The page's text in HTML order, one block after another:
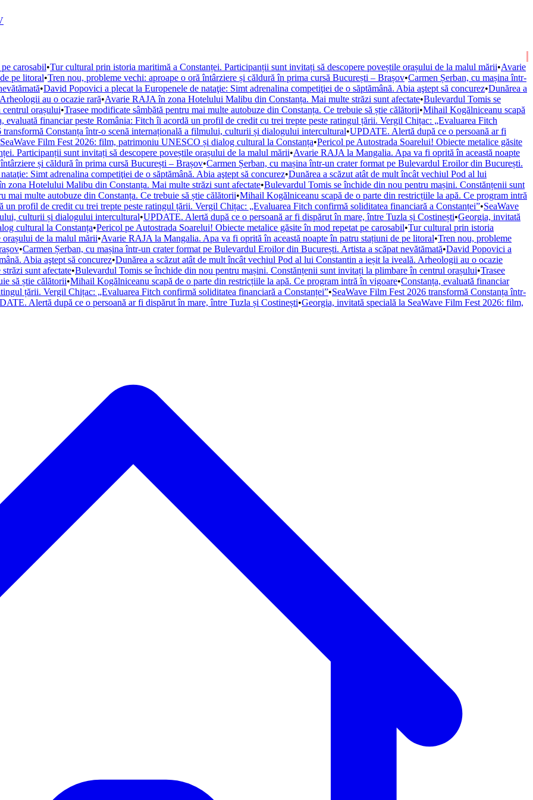
carosabil•Tur cultural prin istoria maritimă a Constanței. Participanții sunt invitați să descopere poveștile orașului de la malul mării•Avarie
pe litoral•Tren nou, probleme vechi: aproape o oră întârziere și căldură în prima cursă București – Brașov•Carmen Șerban, cu mașina într-
•David Popovici a plecat la Europenele de nataţie: Simt adrenalina competiţiei de o săptămână. Abia aştept să concurez•Dunărea a
au o ocazie rară•Avarie RAJA în zona Hotelului Malibu din Constanța. Mai multe străzi sunt afectate•Bulevardul Tomis se
orașului•Trasee modificate sâmbătă pentru mai multe autobuze din Constanța. Ce trebuie să știe călătorii•Mihail Kogălniceanu scapă
evaluată financiar peste România: Fitch îi acordă un profil de credit cu trei trepte peste ratingul țării. Vergil Chițac: „Evaluarea Fitch
transformă Constanța într-o scenă internațională a filmului, culturii și dialogului intercultural•UPDATE. Alertă după ce o persoană ar fi
Film Fest 2026: film, patrimoniu UNESCO și dialog cultural la Constanța•Pericol pe Autostrada Soarelui! Obiecte metalice găsite
Participanții sunt invitați să descopere poveștile orașului de la malul mării•Avarie RAJA la Mangalia. Apa va fi oprită în această noapte
și căldură în prima cursă București – Brașov•Carmen Șerban, cu mașina într-un crater format pe Bulevardul Eroilor din București.
Simt adrenalina competiţiei de o săptămână. Abia aştept să concurez•Dunărea a scăzut atât de mult încât vechiul Pod al lui
zona Hotelului Malibu din Constanța. Mai multe străzi sunt afectate•Bulevardul Tomis se închide din nou pentru mașini. Constănțenii sunt
mai multe autobuze din Constanța. Ce trebuie să știe călătorii•Mihail Kogălniceanu scapă de o parte din restricțiile la apă. Ce program intră
un profil de credit cu trei trepte peste ratingul țării. Vergil Chițac: „Evaluarea Fitch confirmă soliditatea financiară a Constanței”•SeaWave
culturii și dialogului intercultural•UPDATE. Alertă după ce o persoană ar fi dispărut în mare, între Tuzla și Costinești•Georgia, invitată
cultural la Constanța•Pericol pe Autostrada Soarelui! Obiecte metalice găsite în mod repetat pe carosabil•Tur cultural prin istoria
orașului de la malul mării•Avarie RAJA la Mangalia. Apa va fi oprită în această noapte în patru stațiuni de pe litoral•Tren nou, probleme
•Carmen Șerban, cu mașina într-un crater format pe Bulevardul Eroilor din București. Artista a scăpat nevătămată•David Popovici a
Abia aştept să concurez•Dunărea a scăzut atât de mult încât vechiul Pod al lui Constantin a ieșit la iveală. Arheologii au o ocazie
sunt afectate•Bulevardul Tomis se închide din nou pentru mașini. Constănțenii sunt invitați la plimbare în centrul orașului•Trasee
să știe călătorii•Mihail Kogălniceanu scapă de o parte din restricțiile la apă. Ce program intră în vigoare•Constanța, evaluată financiar
țării. Vergil Chițac: „Evaluarea Fitch confirmă soliditatea financiară a Constanței”•SeaWave Film Fest 2026 transformă Constanța într-
Alertă după ce o persoană ar fi dispărut în mare, între Tuzla și Costinești•Georgia, invitată specială la SeaWave Film Fest 2026: film,